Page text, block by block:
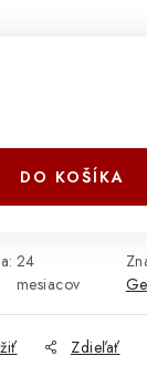
DO KOŠÍKA
: 24
mesiacov
Zdieľať